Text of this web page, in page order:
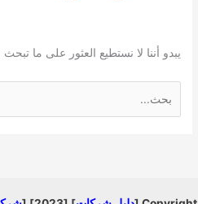
يبدو أننا لا نستطيع العثور على ما
عن: